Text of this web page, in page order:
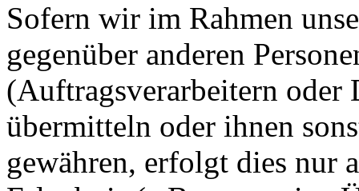
Sofern wir im Rahmen
gegenüber anderen
(Auftragsverarbeitern oder
übermitteln oder ihnen
gewähren, erfolgt dies nur